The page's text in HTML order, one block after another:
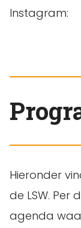
Hieronder
de LSW. Per
agenda